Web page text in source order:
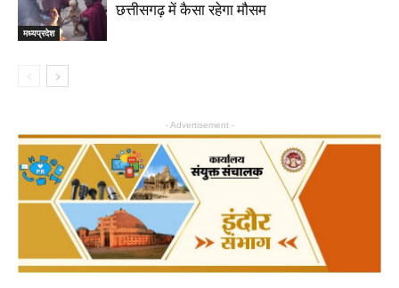
मध्यप्रदेश
छत्तीसगढ़ में कैसा रहेगा मौसम
- Advertisement -